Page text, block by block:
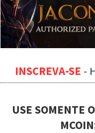
INSCREVA-SE -
USE SOMENTE